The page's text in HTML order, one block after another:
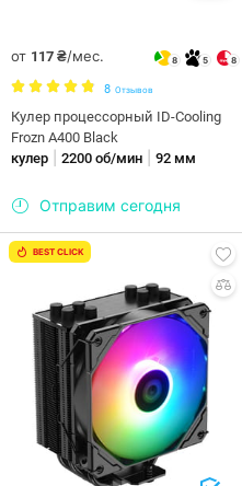
от 117 ₴/мес. 8 5 8
8 Отзывов
Кулер процессорный ID-Cooling
Frozn A400 Black
кулер
2200 об/мин 92 мм
Отправим сегодня
BEST CLICK